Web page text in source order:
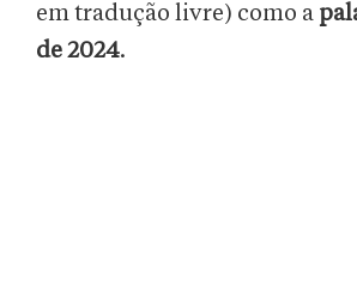
em tradução livre) como a
de 2024.